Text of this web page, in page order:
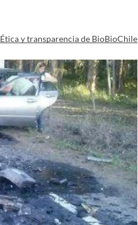
Ética y transparencia de BioBioChile